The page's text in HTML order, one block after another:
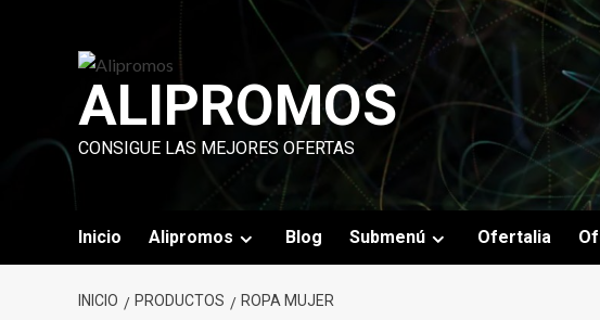
ALIPROMOS
CONSIGUE LAS MEJORES OFERTAS
Inicio Alipromos Blog Submenú Ofertalia
INICIO PRODUCTOS ROPA MUJER